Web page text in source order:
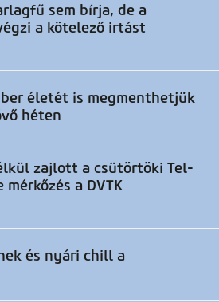
sem bírja, de a
a kötelező irtást
életét is megmenthetjük
héten
zajlott a csütörtöki Tel-
a DVTK
és nyári chill a